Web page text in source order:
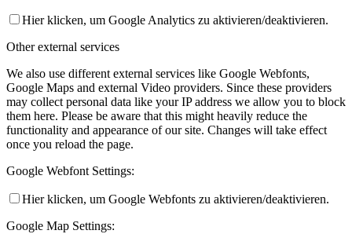
Hier klicken, um Google Analytics zu aktivieren/deaktivieren.
Other external services
We also use different external services like Google Webfonts,
Google Maps and external Video providers. Since these providers
may collect personal data like your IP address we allow you to block
them here. Please be aware that this might heavily reduce the
functionality and appearance of our site. Changes will take effect
once you reload the page.
Google Webfont Settings:
Hier klicken, um Google Webfonts zu aktivieren/deaktivieren.
Google Map Settings: